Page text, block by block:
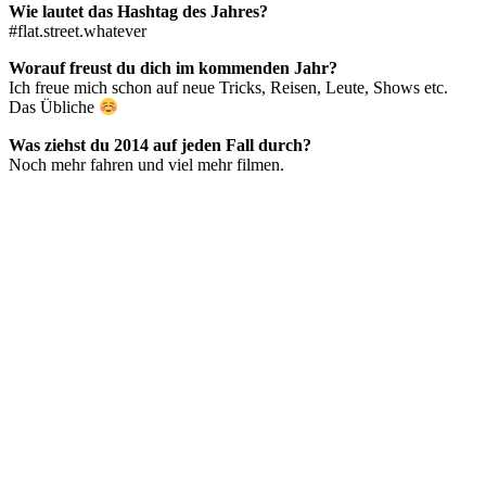
Wie lautet das Hashtag des Jahres?
#flat.street.whatever
Worauf freust du dich im kommenden Jahr?
Ich freue mich schon auf neue Tricks, Reisen, Leute, Shows etc.
Das Übliche
Was ziehst du 2014 auf jeden Fall durch?
Noch mehr fahren und viel mehr filmen.